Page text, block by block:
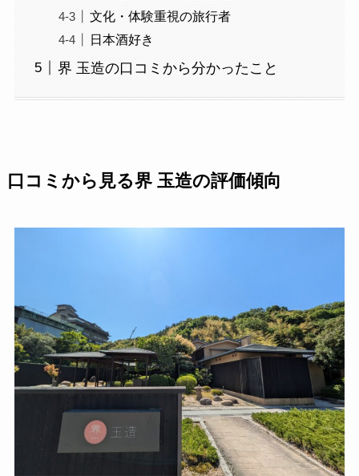
文化・体験重視の旅行者
日本酒好き
界 玉造の口コミから分かったこと
口コミから見る界 玉造の評価傾向